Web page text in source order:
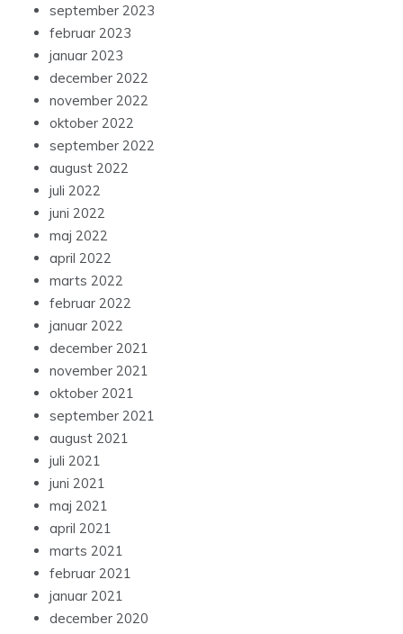
september 2023
februar 2023
januar 2023
december 2022
november 2022
oktober 2022
september 2022
august 2022
juli 2022
juni 2022
maj 2022
april 2022
marts 2022
februar 2022
januar 2022
december 2021
november 2021
oktober 2021
september 2021
august 2021
juli 2021
juni 2021
maj 2021
april 2021
marts 2021
februar 2021
januar 2021
december 2020